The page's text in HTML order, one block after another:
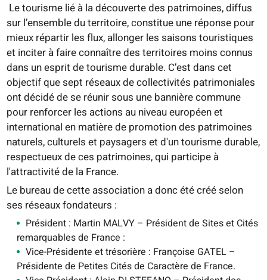
Le tourisme lié à la découverte des patrimoines, diffus
sur l’ensemble du territoire, constitue une réponse pour
mieux répartir les flux, allonger les saisons touristiques
et inciter à faire connaître des territoires moins connus
dans un esprit de tourisme durable. C’est dans cet
objectif que sept réseaux de collectivités patrimoniales
ont décidé de se réunir sous une bannière commune
pour renforcer les actions au niveau européen et
international en matière de promotion des patrimoines
naturels, culturels et paysagers et d'un tourisme durable,
respectueux de ces patrimoines, qui participe à
l'attractivité de la France.
Le bureau de cette association a donc été créé selon
ses réseaux fondateurs :
Président : Martin MALVY – Président de Sites et Cités
remarquables de France :
Vice-Présidente et trésorière : Françoise GATEL –
Présidente de Petites Cités de Caractère de France.